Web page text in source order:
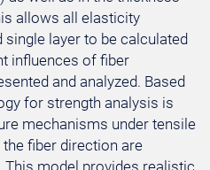
allows all elasticity
layer to be calculated
influences of fiber
and analyzed. Based
for strength analysis is
mechanisms under tensile
fiber direction are
model provides realistic